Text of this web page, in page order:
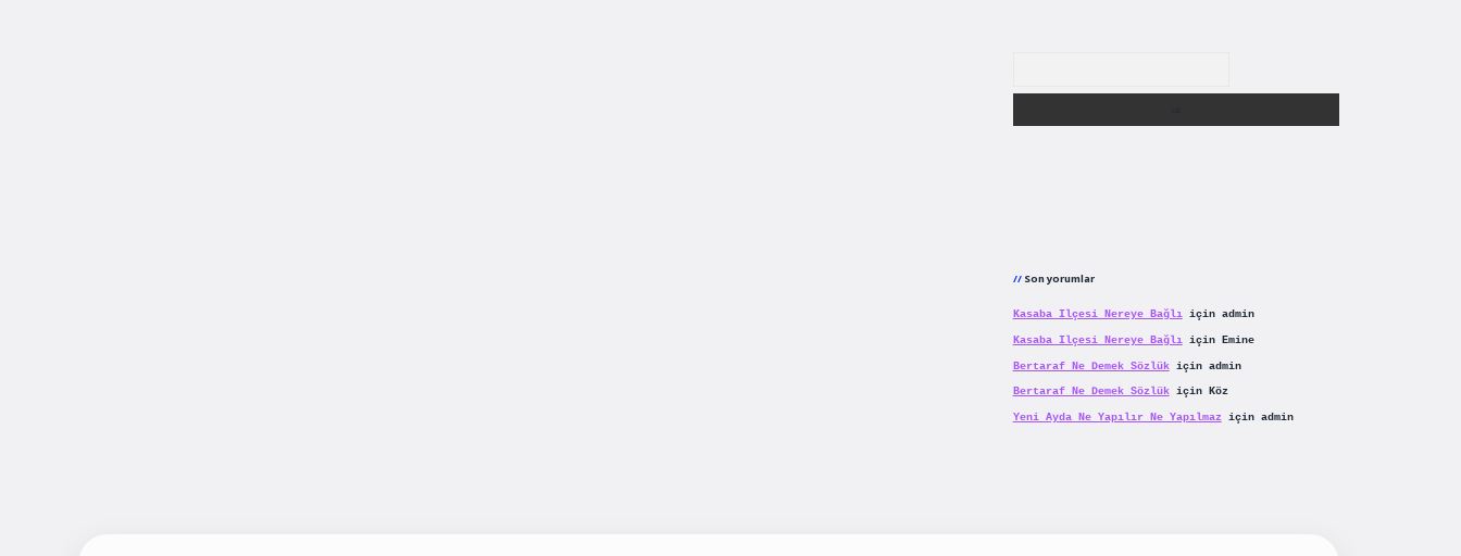
Son yorumlar
Kasaba Ilçesi Nereye Bağlıiçin admin
Kasaba Ilçesi Nereye Bağlıiçin Emine
Bertaraf Ne Demek Sözlükiçin admin
Bertaraf Ne Demek Sözlükiçin Köz
Yeni Ayda Ne Yapılır Ne Yapılmaziçin admin